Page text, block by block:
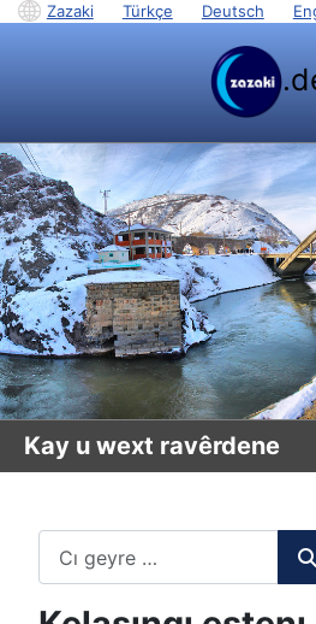
Zazaki Türkçe Deutsch
Kay u wext ravêrdene